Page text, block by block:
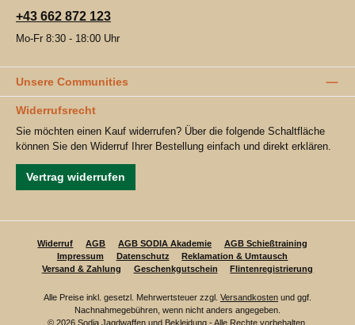
+43 662 872 123
Mo-Fr 8:30 - 18:00 Uhr
Unsere Communities
Widerrufsrecht
Sie möchten einen Kauf widerrufen? Über die folgende Schaltfläche
können Sie den Widerruf Ihrer Bestellung einfach und direkt erklären.
Vertrag widerrufen
Widerruf AGB AGB SODIA Akademie
AGB Schießtraining
Impressum
Datenschutz
Reklamation & Umtausch
Versand & Zahlung
Geschenkgutschein Flintenregistrierung
Alle Preise inkl. gesetzl. Mehrwertsteuer zzgl. Versandkosten und ggf.
Nachnahmegebühren, wenn nicht anders angegeben.
© 2026 Sodia Jagdwaffen und Bekleidung - Alle Rechte vorbehalten.